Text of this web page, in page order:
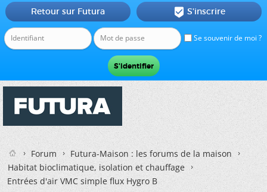
Se souvenir de moi ?
Retour sur Futura  S'inscrire
Forum
Futura-Maison : les forums de la maison
Habitat bioclimatique, isolation et chauffage
Entrées d'air VMC simple flux Hygro B